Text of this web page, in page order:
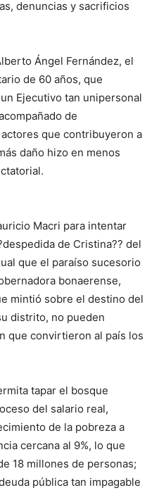
denuncias y sacrificios
Ángel Fernández, el
de 60 años, que
Ejecutivo tan unipersonal
de
que contribuyeron a
daño hizo en menos
Macri para intentar
de Cristina?? del
que el paraíso sucesorio
bonaerense,
mintió sobre el destino del
distrito, no pueden
que convirtieron al país los
tapar el bosque
del salario real,
de la pobreza a
cercana al 9%, lo que
18 millones de personas;
pública tan impagable